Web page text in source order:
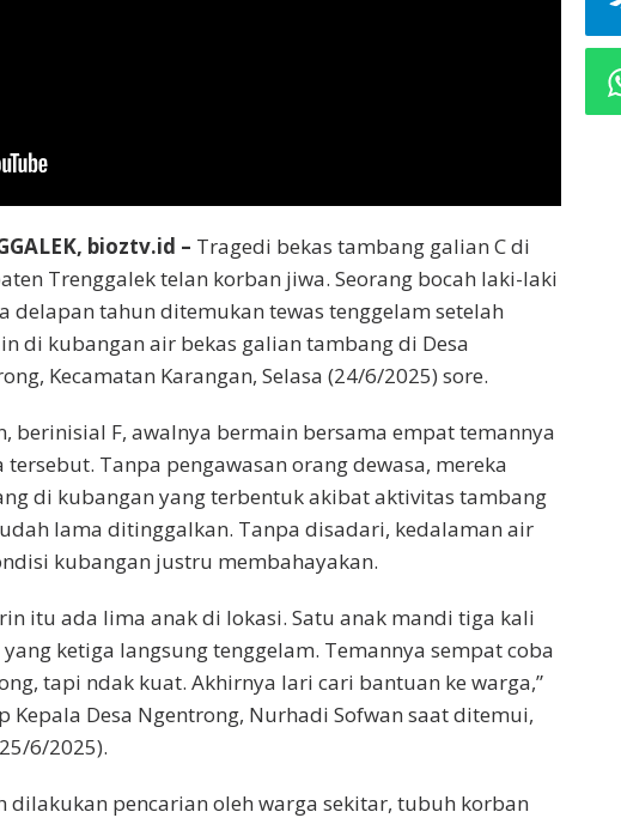
bioztv.id – Tragedi bekas tambang galian C di
Trenggalek telan korban jiwa. Seorang bocah laki-laki
delapan tahun ditemukan tewas tenggelam setelah
di kubangan air bekas galian tambang di Desa
Kecamatan Karangan, Selasa (24/6/2025) sore.
berinisial F, awalnya bermain bersama empat temannya
tersebut. Tanpa pengawasan orang dewasa, mereka
di kubangan yang terbentuk akibat aktivitas tambang
lama ditinggalkan. Tanpa disadari, kedalaman air
kubangan justru membahayakan.
itu ada lima anak di lokasi. Satu anak mandi tiga kali
ketiga langsung tenggelam. Temannya sempat coba
tapi ndak kuat. Akhirnya lari cari bantuan ke warga,”
Kepala Desa Ngentrong, Nurhadi Sofwan saat ditemui,
6/2025).
dilakukan pencarian oleh warga sekitar, tubuh korban